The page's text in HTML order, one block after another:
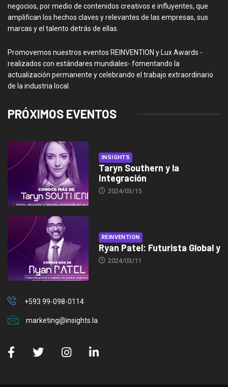
negocios, por medio de contenidos creativos e influyentes, que
amplifican los hechos claves y relevantes de las empresas, sus
marcas y el talento detrás de ellas.
Promovemos nuestros eventos REINVENTION y Lux Awards -
realizados con estándares mundiales- fomentando la
actualización permanente y celebrando el trabajo extraordinario
de la industria local.
PRÓXIMOS EVENTOS
INSIGHTS
Taryn Southern y la
Integración
2024/03/15
REINVENTION
Ryan Patel: Futurista Global y
2024/03/11
+593 99-098-0114
marketing@insights.la